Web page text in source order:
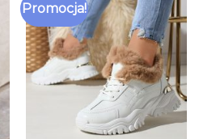
Promocja!